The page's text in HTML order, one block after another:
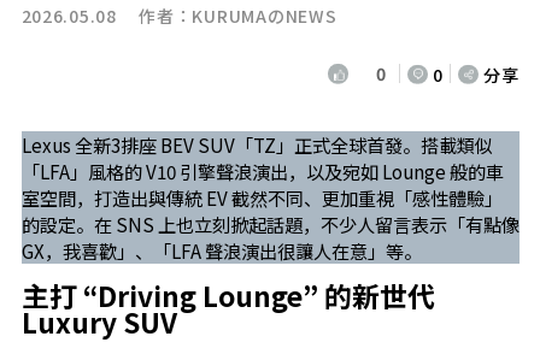
2026.05.08 作者： KURUMAのNEWS
0 0 分享
Lexus 全新3排座 BEV SUV「TZ」正式全球首發。搭載類似
「LFA」風格的 V10 引擎聲浪演出，以及宛如 Lounge 般的車
室空間，打造出與傳統 EV 截然不同、更加重視「感性體驗」
的設定。在 SNS 上也立刻掀起話題，不少人留言表示「有點像
GX，我喜歡」、「LFA 聲浪演出很讓人在意」等。
主打 “Driving Lounge” 的新世代
Luxury SUV